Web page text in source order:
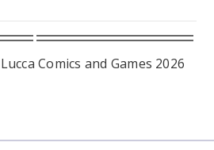
Comics and Games 2026